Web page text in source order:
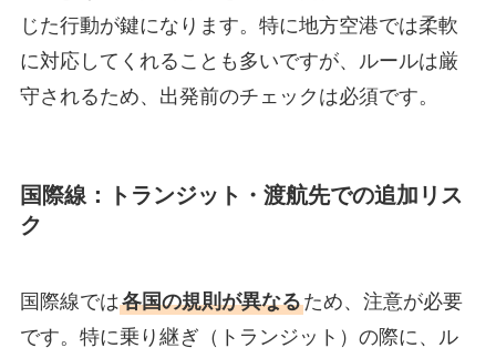
じた行動が鍵になります。特に地方空港では柔軟
に対応してくれることも多いですが、ルールは厳
守されるため、出発前のチェックは必須です。
国際線：トランジット・渡航先での追加リス
ク
国際線では各国の規則が異なるため、注意が必要
です。特に乗り継ぎ（トランジット）の際に、ル